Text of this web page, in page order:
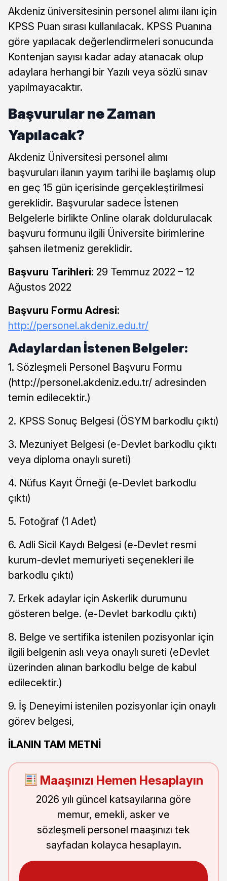
Akdeniz üniversitesinin personel alımı ilanı için
KPSS Puan sırası kullanılacak. KPSS Puanına
göre yapılacak değerlendirmeleri sonucunda
Kontenjan sayısı kadar aday atanacak olup
adaylara herhangi bir Yazılı veya sözlü sınav
yapılmayacaktır.
Başvurular ne Zaman
Yapılacak?
Akdeniz Üniversitesi personel alımı
başvuruları ilanın yayım tarihi ile başlamış olup
en geç 15 gün içerisinde gerçekleştirilmesi
gereklidir. Başvurular sadece İstenen
Belgelerle birlikte Online olarak doldurulacak
başvuru formunu ilgili Üniversite birimlerine
şahsen iletmeniz gereklidir.
Başvuru Tarihleri: 29 Temmuz 2022 – 12
Ağustos 2022
Başvuru Formu Adresi:
http://personel.akdeniz.edu.tr/
Adaylardan İstenen Belgeler:
1. Sözleşmeli Personel Başvuru Formu
(http://personel.akdeniz.edu.tr/ adresinden
temin edilecektir.)
2. KPSS Sonuç Belgesi (ÖSYM barkodlu çıktı)
3. Mezuniyet Belgesi (e-Devlet barkodlu çıktı
veya diploma onaylı sureti)
4. Nüfus Kayıt Örneği (e-Devlet barkodlu
çıktı)
5. Fotoğraf (1 Adet)
6. Adli Sicil Kaydı Belgesi (e-Devlet resmi
kurum-devlet memuriyeti seçenekleri ile
barkodlu çıktı)
7. Erkek adaylar için Askerlik durumunu
gösteren belge. (e-Devlet barkodlu çıktı)
8. Belge ve sertifika istenilen pozisyonlar için
ilgili belgenin aslı veya onaylı sureti (eDevlet
üzerinden alınan barkodlu belge de kabul
edilecektir.)
9. İş Deneyimi istenilen pozisyonlar için onaylı
görev belgesi,
İLANIN TAM METNİ
Maaşınızı Hemen Hesaplayın
2026 yılı güncel katsayılarına göre
memur, emekli, asker ve
sözleşmeli personel maaşınızı tek
sayfadan kolayca hesaplayın.